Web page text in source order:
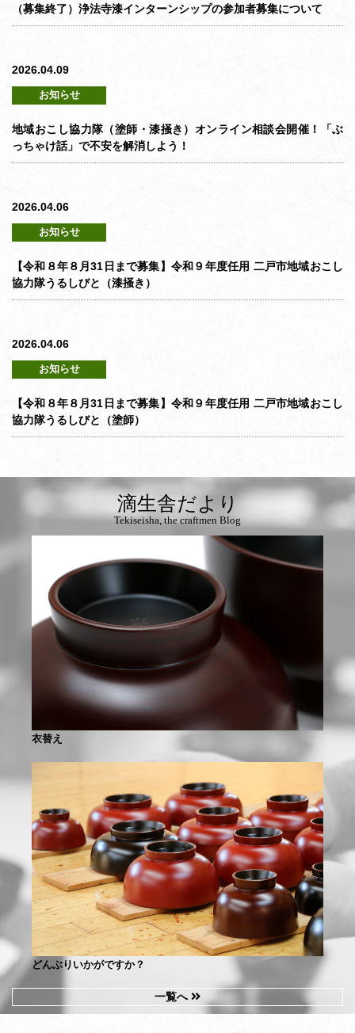
（募集終了）浄法寺漆インターンシップの参加者募集について
2026.04.09
お知らせ
地域おこし協力隊（塗師・漆掻き）オンライン相談会開催！「ぶ
っちゃけ話」で不安を解消しよう！
2026.04.06
お知らせ
【令和８年８月31日まで募集】令和９年度任用 二戸市地域おこし
協力隊うるしびと（漆掻き）
2026.04.06
お知らせ
【令和８年８月31日まで募集】令和９年度任用 二戸市地域おこし
協力隊うるしびと（塗師）
滴生舎だより
Tekiseisha, the craftmen Blog
衣替え
どんぶりいかがですか？
一覧へ